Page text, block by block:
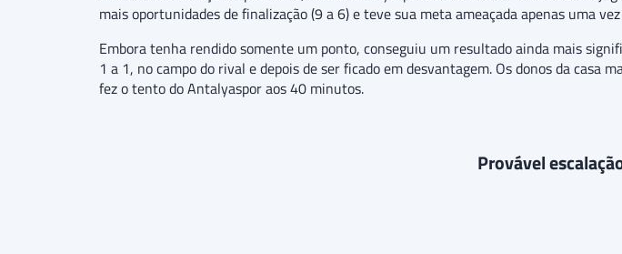
mais oportunidades de finalização (9 a 6) e teve sua meta ameaçada apenas uma
Embora tenha rendido somente um ponto, conseguiu um resultado ainda mais
1 a 1, no campo do rival e depois de ser ficado em desvantagem. Os donos da
fez o tento do Antalyaspor aos 40 minutos.
Provável